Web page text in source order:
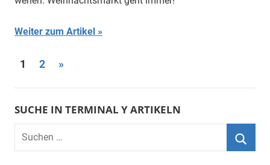
Weiter zum Artikel
Beitragsnavigation
1 2
Nächste
»
SUCHE IN TERMINAL Y ARTIKELN
Suchen
nach: